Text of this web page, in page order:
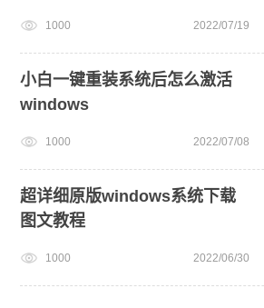
1000 2022/07/19
小白一键重装系统后怎么激活
windows
1000 2022/07/08
超详细原版windows系统下载
图文教程
1000 2022/06/30